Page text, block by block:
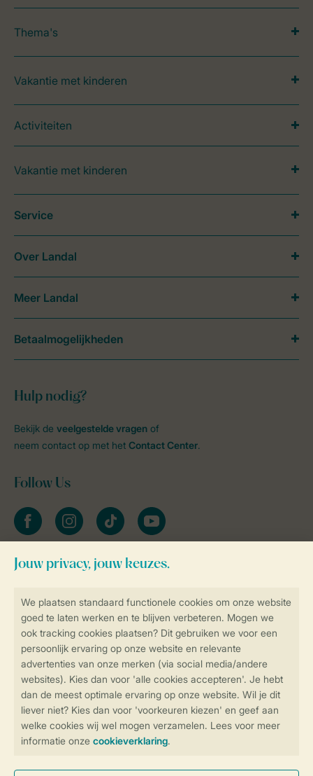
Controle over jouw gegevens &
Veilig en snel online boeken
Veilige gegevensoverdracht
Veilige betaling
Thema's
Vakantie met kinderen
Activiteiten
Vakantie met kinderen
Hulp nodig?
Bekijk de veelgestelde vragen of
neem contact op met het Contact Center.
Follow Us
facebookinstagramtiktok youtube
Blijf op de hoogte
Service
Over Landal
Meer Landal
Betaalmogelijkheden